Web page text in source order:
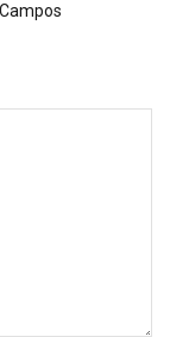
Campos